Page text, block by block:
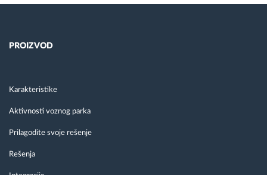
PROIZVOD
Karakteristike
Aktivnosti voznog parka
Prilagodite svoje rešenje
Rešenja